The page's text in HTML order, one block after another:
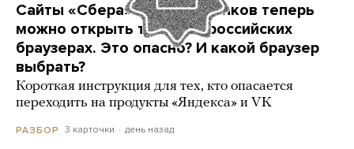
Сайты «Сбера» и других банков теперь
можно открыть только в российских
браузерах. Это опасно? И какой браузер
выбрать?
Короткая инструкция для тех, кто опасается
переходить на продукты «Яндекса» и VK
РАЗБОР 3 карточки день назад